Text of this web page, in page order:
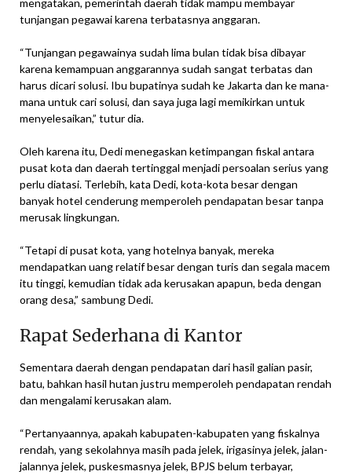
mengatakan, pemerintah daerah tidak mampu membayar
tunjangan pegawai karena terbatasnya anggaran.
“Tunjangan pegawainya sudah lima bulan tidak bisa dibayar
karena kemampuan anggarannya sudah sangat terbatas dan
harus dicari solusi. Ibu bupatinya sudah ke Jakarta dan ke mana-
mana untuk cari solusi, dan saya juga lagi memikirkan untuk
menyelesaikan,” tutur dia.
Oleh karena itu, Dedi menegaskan ketimpangan fiskal antara
pusat kota dan daerah tertinggal menjadi persoalan serius yang
perlu diatasi. Terlebih, kata Dedi, kota-kota besar dengan
banyak hotel cenderung memperoleh pendapatan besar tanpa
merusak lingkungan.
“Tetapi di pusat kota, yang hotelnya banyak, mereka
mendapatkan uang relatif besar dengan turis dan segala macem
itu tinggi, kemudian tidak ada kerusakan apapun, beda dengan
orang desa,” sambung Dedi.
Rapat Sederhana di Kantor
Sementara daerah dengan pendapatan dari hasil galian pasir,
batu, bahkan hasil hutan justru memperoleh pendapatan rendah
dan mengalami kerusakan alam.
“Pertanyaannya, apakah kabupaten-kabupaten yang fiskalnya
rendah, yang sekolahnya masih pada jelek, irigasinya jelek, jalan-
jalannya jelek, puskesmasnya jelek, BPJS belum terbayar,